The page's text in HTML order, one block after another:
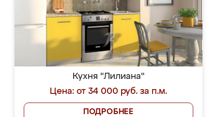
Кухня "Лилиана"
Цена: от 34 000 руб. за п.м.
ПОДРОБНЕЕ